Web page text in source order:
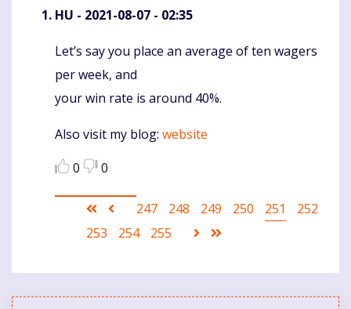
HU - 2021-08-07 - 02:35
Komentaras
Let’s say you place an average of ten wagers
per week, and
your win rate is around 40%.
Also visit my blog: website
0
0
Pagination
First
page
Ankstesnis
puslapis
Puslapis
247 Puslapis
248 Puslapis
249 Puslapis
250
Current
251 Puslapis
252
Puslapis
253 Puslapis
254 Puslapis
255
Sekantis